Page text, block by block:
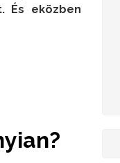
És eközben